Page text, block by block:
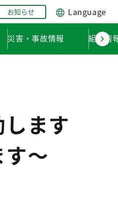
お知らせ Language
災害・事故情報 組織情
ます
～